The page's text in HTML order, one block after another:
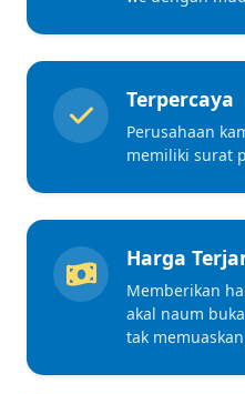
Terpercaya
Perusahaan
memiliki surat
Harga
Memberikan
akal naum
tak